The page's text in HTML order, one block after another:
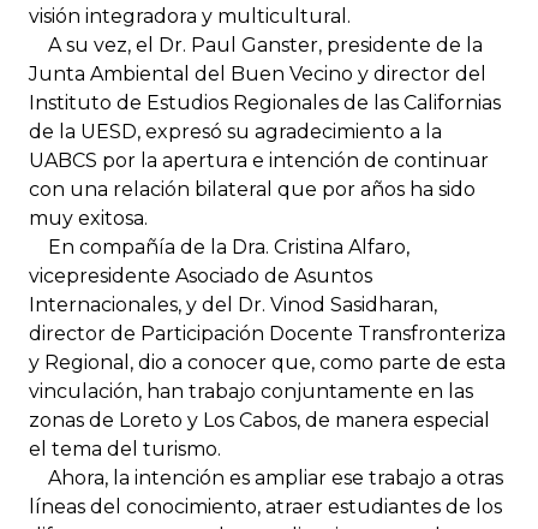
visión integradora y multicultural.
A su vez, el Dr. Paul Ganster, presidente de la
Junta Ambiental del Buen Vecino y director del
Instituto de Estudios Regionales de las Californias
de la UESD, expresó su agradecimiento a la
UABCS por la apertura e intención de continuar
con una relación bilateral que por años ha sido
muy exitosa.
En compañía de la Dra. Cristina Alfaro,
vicepresidente Asociado de Asuntos
Internacionales, y del Dr. Vinod Sasidharan,
director de Participación Docente Transfronteriza
y Regional, dio a conocer que, como parte de esta
vinculación, han trabajo conjuntamente en las
zonas de Loreto y Los Cabos, de manera especial
el tema del turismo.
Ahora, la intención es ampliar ese trabajo a otras
líneas del conocimiento, atraer estudiantes de los